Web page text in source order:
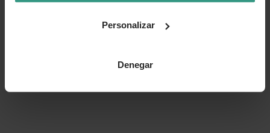
Personalizar
Denegar